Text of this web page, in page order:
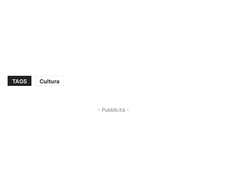
TAGS Cultura
- Pubblicità -